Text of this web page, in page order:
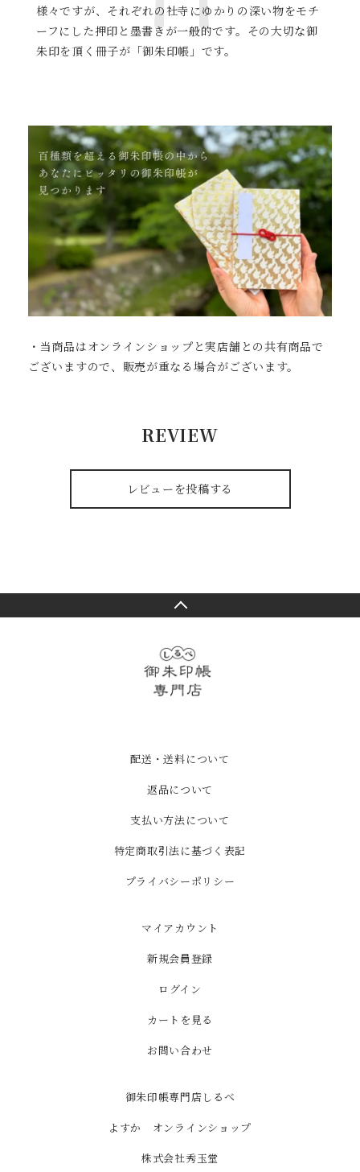
様々ですが、それぞれの社寺にゆかりの深い物をモチ
ーフにした押印と墨書きが一般的です。 その大切な御
朱印を頂く冊子が「御朱印帳」です。
・当商品はオンラインショップと実店舗との共有商品で
ございますので、販売が重なる場合がございます。
REVIEW
レビューを投稿する
配送・送料について
返品について
支払い方法について
特定商取引法に基づく表記
プライバシーポリシー
マイアカウント
新規会員登録
ログイン
カートを見る
お問い合わせ
御朱印帳専門店しるべ
よすか オンラインショップ
株式会社秀玉堂